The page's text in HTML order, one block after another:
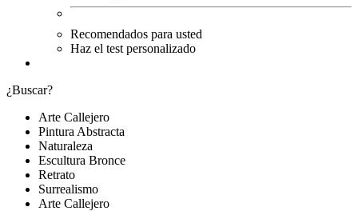
Recomendados para usted
Haz el test personalizado
¿Buscar?
Arte Callejero
Pintura Abstracta
Naturaleza
Escultura Bronce
Retrato
Surrealismo
Arte Callejero